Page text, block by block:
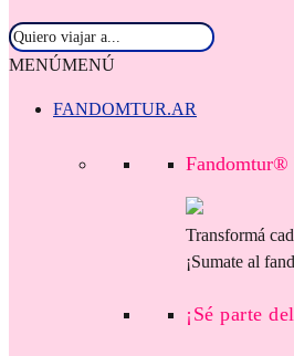
MENÚMENÚ
FANDOMTUR.AR
Transformá
¡Sumate al
¡Sé parte